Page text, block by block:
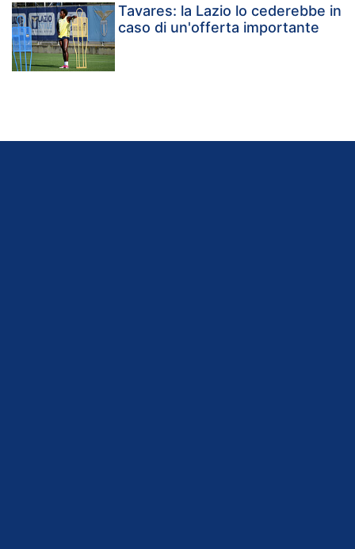
Tavares: la Lazio lo cederebbe in
caso di un'offerta importante